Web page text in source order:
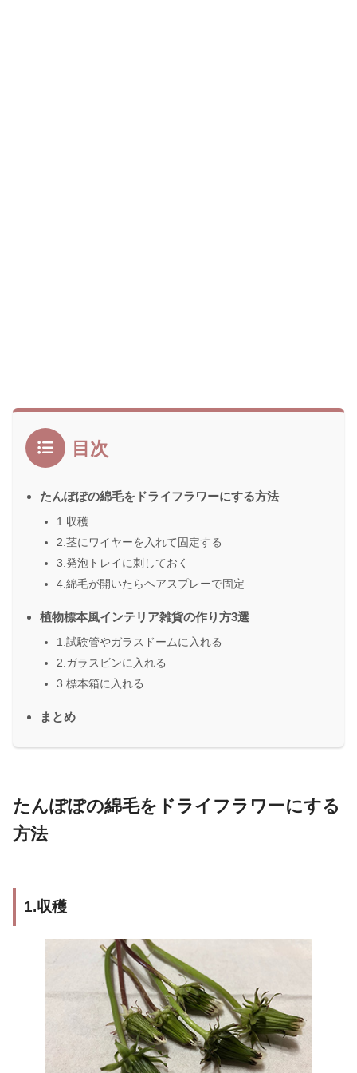
目次
たんぽぽの綿毛をドライフラワーにする方法
1.収穫
2.茎にワイヤーを入れて固定する
3.発泡トレイに刺しておく
4.綿毛が開いたらヘアスプレーで固定
植物標本風インテリア雑貨の作り方3選
1.試験管やガラスドームに入れる
2.ガラスビンに入れる
3.標本箱に入れる
まとめ
たんぽぽの綿毛をドライフラワーにする
方法
1.収穫